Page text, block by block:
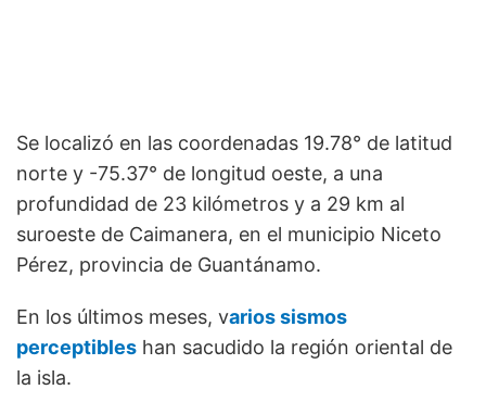
Se localizó en las coordenadas 19.78° de latitud
norte y -75.37° de longitud oeste, a una
profundidad de 23 kilómetros y a 29 km al
suroeste de Caimanera, en el municipio Niceto
Pérez, provincia de Guantánamo.
En los últimos meses, varios sismos
perceptibles han sacudido la región oriental de
la isla.